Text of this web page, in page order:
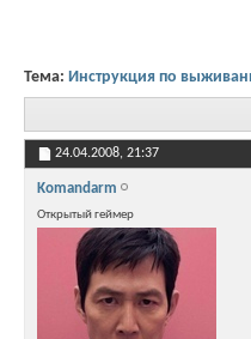
Тема: Инструкция по
24.04.2008, 21:37
Komandarm
Открытый геймер